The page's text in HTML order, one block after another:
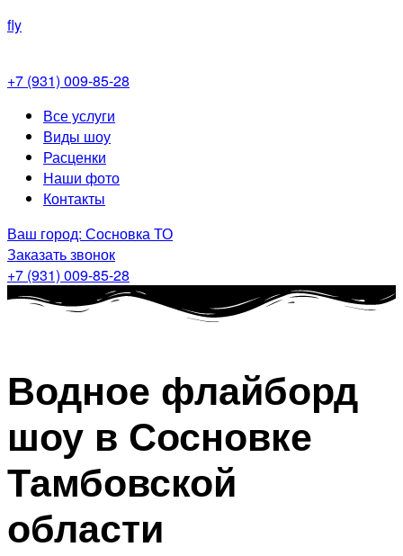
fly
+7 (931) 009-85-28
МенюВсе услуги
Виды шоу
Расценки
Наши фото
Контакты
Ваш город: Сосновка ТО
Заказать звонок
+7 (931) 009-85-28
Водное флайборд
шоу в Сосновке
Тамбовской
области